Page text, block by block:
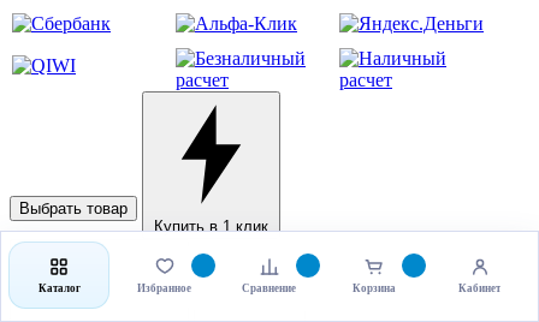
Выбрать товар
Купить в 1 клик
Каталог Избранное Сравнение Корзина Кабинет